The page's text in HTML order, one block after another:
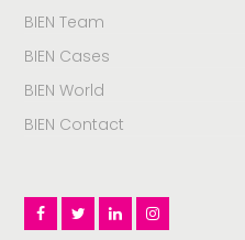
BIEN Team
BIEN Cases
BIEN World
BIEN Contact